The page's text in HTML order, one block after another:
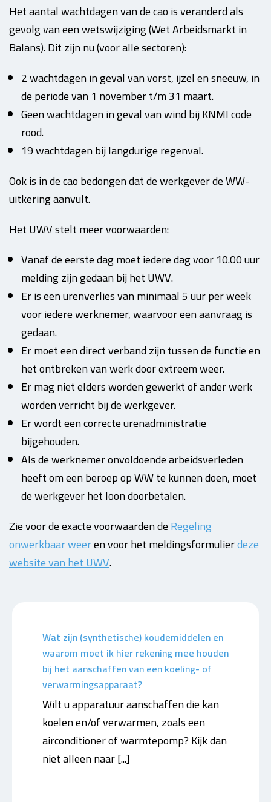
Het aantal wachtdagen van de cao is veranderd als
gevolg van een wetswijziging (Wet Arbeidsmarkt in
Balans). Dit zijn nu (voor alle sectoren):
2 wachtdagen in geval van vorst, ijzel en sneeuw, in
de periode van 1 november t/m 31 maart.
Geen wachtdagen in geval van wind bij KNMI code
rood.
19 wachtdagen bij langdurige regenval.
Ook is in de cao bedongen dat de werkgever de WW-
uitkering aanvult.
Het UWV stelt meer voorwaarden:
Vanaf de eerste dag moet iedere dag voor 10.00 uur
melding zijn gedaan bij het UWV.
Er is een urenverlies van minimaal 5 uur per week
voor iedere werknemer, waarvoor een aanvraag is
gedaan.
Er moet een direct verband zijn tussen de functie en
het ontbreken van werk door extreem weer.
Er mag niet elders worden gewerkt of ander werk
worden verricht bij de werkgever.
Er wordt een correcte urenadministratie
bijgehouden.
Als de werknemer onvoldoende arbeidsverleden
heeft om een beroep op WW te kunnen doen, moet
de werkgever het loon doorbetalen.
Zie voor de exacte voorwaarden deRegeling
onwerkbaar weeren voor het meldingsformulierdeze
website van het UWV.
Wat zijn (synthetische) koudemiddelen en
waarom moet ik hier rekening mee houden
bij het aanschaffen van een koeling- of
verwarmingsapparaat?
Wilt u apparatuur aanschaffen die kan
koelen en/of verwarmen, zoals een
airconditioner of warmtepomp? Kijk dan
niet alleen naar [...]